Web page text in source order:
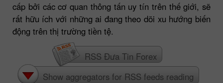
cấp bởi các cơ quan thông tấn uy tín trên thế giới, sẽ
rất hữu ích với những ai đang theo dõi xu hướng biến
động trên thị trường tiền tệ.
RSS Đưa Tin Forex
Show aggregators for RSS feeds reading